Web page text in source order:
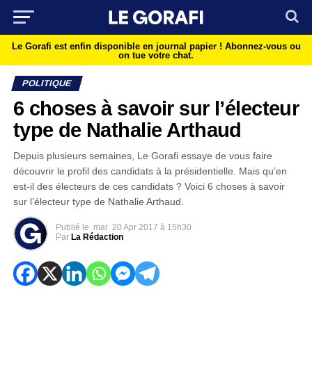
Le Gorafi est enfin disponible en journal papier ! Abonnez-vous ou
on tue votre chat.
POLITIQUE
6 choses à savoir sur l’électeur
type de Nathalie Arthaud
Depuis plusieurs semaines, Le Gorafi essaye de vous faire
découvrir le profil des candidats à la présidentielle. Mais qu’en
est-il des électeurs de ces candidats ? Voici 6 choses à savoir
sur l’électeur type de Nathalie Arthaud.
Publié le mar 20 Apr 2017 à 15h30
Par La Rédaction